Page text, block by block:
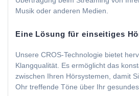
Musik oder anderen Medien.
Eine Lösung für einseitiges
Unsere CROS-Technologie bietet
Klangqualität. Es ermöglicht das
zwischen Ihren Hörsystemen, damit
Ohr treffende Töne über Ihr